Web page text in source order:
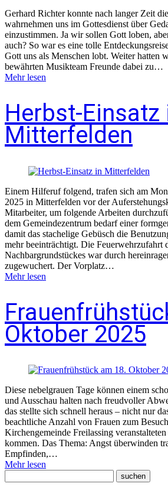
Gerhard Richter konnte nach langer Zeit
wahrnehmen uns im Gottesdienst über
einzustimmen. Ja wir sollen Gott loben,
auch? So war es eine tolle
Gott uns als Menschen lobt. Weiter hatten
bewährten Musikteam Freunde dabei zu…
Mehr lesen
Herbst-Einsatz
Mitterfelden
Einem Hilferuf folgend, trafen sich am
2025 in Mitterfelden vor der
Mitarbeiter, um folgende Arbeiten
dem Gemeindezentrum bedarf einer
damit das stachelige Gebüsch die
mehr beeinträchtigt. Die Feuerwehrzufahrt
Nachbargrundstückes war durch
zugewuchert. Der Vorplatz…
Mehr lesen
Oktober 2025
Diese nebelgrauen Tage können einem
und Ausschau halten nach freudvoller
das stellte sich schnell heraus – nicht nur
beachtliche Anzahl von Frauen zum
Kirchengemeinde Freilassing
kommen. Das Thema: Angst überwinden
Empfinden,…
Mehr lesen